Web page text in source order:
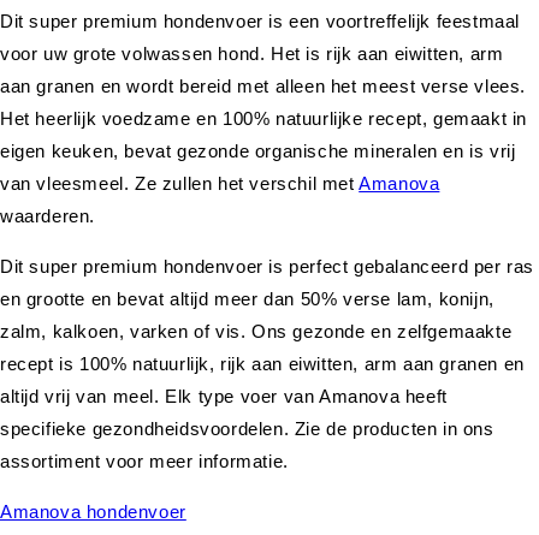
Dit super premium hondenvoer is een voortreffelijk feestmaal
voor uw grote volwassen hond. Het is rijk aan eiwitten, arm
aan granen en wordt bereid met alleen het meest verse vlees.
Het heerlijk voedzame en 100% natuurlijke recept, gemaakt in
eigen keuken, bevat gezonde organische mineralen en is vrij
van vleesmeel. Ze zullen het verschil metAmanova
waarderen.
Dit super premium hondenvoer is perfect gebalanceerd per ras
en grootte en bevat altijd meer dan 50% verse lam, konijn,
zalm, kalkoen, varken of vis. Ons gezonde en zelfgemaakte
recept is 100% natuurlijk, rijk aan eiwitten, arm aan granen en
altijd vrij van meel. Elk type voer van Amanova heeft
specifieke gezondheidsvoordelen. Zie de producten in ons
assortiment voor meer informatie.
Amanova hondenvoer